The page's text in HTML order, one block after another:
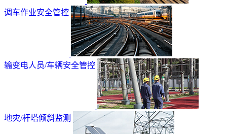
调车作业安全管控
输变电人员/车辆安全管控
地灾/杆塔倾斜监测